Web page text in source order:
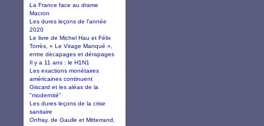
La France face au drame
Macron
Les dures leçons de l’année
2020
Le livre de Michel Hau et Félix
Torrès, « Le Virage Manqué »,
entre décapages et dérapages
Il y a 11 ans : le H1N1
Les exactions monétaires
américaines continuent
Giscard et les aléas de la
"modernité"
Les dures leçons de la crise
sanitaire
Onfray, de Gaulle et Mitterrand,